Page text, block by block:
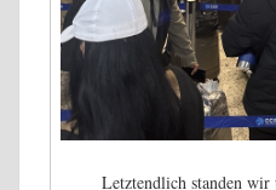
Letztendlich standen wir